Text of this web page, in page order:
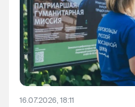
16.07.2026, 18:11